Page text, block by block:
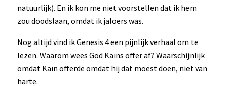
natuurlijk). En ik kon me niet voorstellen dat ik hem
zou doodslaan, omdat ik jaloers was.
Nog altijd vind ik Genesis 4 een pijnlijk verhaal om te
lezen. Waarom wees God Kaïns offer af? Waarschijnlijk
omdat Kaïn offerde omdat hij dat moest doen, niet van
harte.